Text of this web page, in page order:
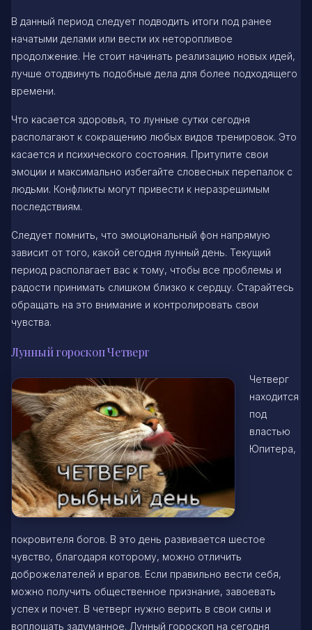
В данный период следует подводить итоги под ранее
начатыми делами или вести их неторопливое
продолжение. Не стоит начинать реализацию новых идей,
лучше отодвинуть подобные дела для более подходящего
времени.
Что касается здоровья, то лунные сутки сегодня
располагают к сокращению любых видов тренировок. Это
касается и психического состояния. Притупите свои
эмоции и максимально избегайте словесных перепалок с
людьми. Конфликты могут привести к неразрешимым
последствиям.
Следует помнить, что эмоциональный фон напрямую
зависит от того, какой сегодня лунный день. Текущий
период располагает вас к тому, чтобы все проблемы и
радости принимать слишком близко к сердцу. Старайтесь
обращать на это внимание и контролировать свои
чувства.
Лунный гороскоп Четверг
Четверг
находится
под
властью
Юпитера,
покровителя богов. В это день развивается шестое
чувство, благодаря которому, можно отличить
доброжелателей и врагов. Если правильно вести себя,
можно получить общественное признание, завоевать
успех и почет. В четверг нужно верить в свои силы и
воплощать задуманное. Лунный гороскоп на сегодня